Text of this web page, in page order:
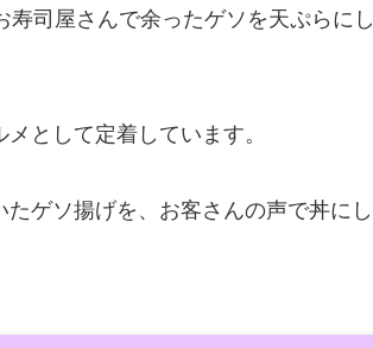
司屋さんで余ったゲソを天ぷらにし
として定着しています。
ゲソ揚げを、お客さんの声で丼にし